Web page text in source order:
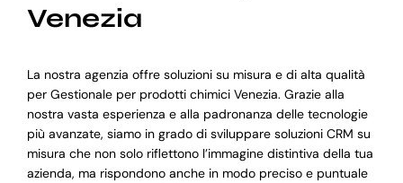
Venezia
La nostra agenzia offre soluzioni su misura e di alta qualità
per Gestionale per prodotti chimici Venezia. Grazie alla
nostra vasta esperienza e alla padronanza delle tecnologie
più avanzate, siamo in grado di sviluppare soluzioni CRM su
misura che non solo riflettono l’immagine distintiva della tua
azienda, ma rispondono anche in modo preciso e puntuale